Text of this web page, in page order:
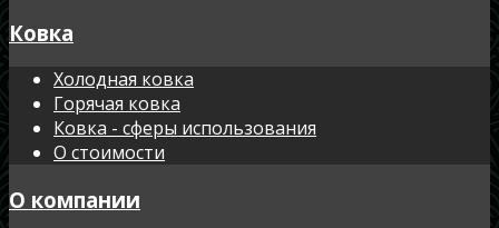
Ковка
Холодная ковка
Горячая ковка
Ковка - сферы использования
О стоимости
О компании